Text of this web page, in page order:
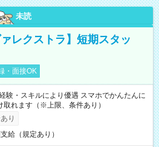
未読
レクストラ】短期スタッ
・面接OK
・スキルにより優遇 スマホでかんたんに
取れます（※上限、条件あり）
り
給（規定あり）